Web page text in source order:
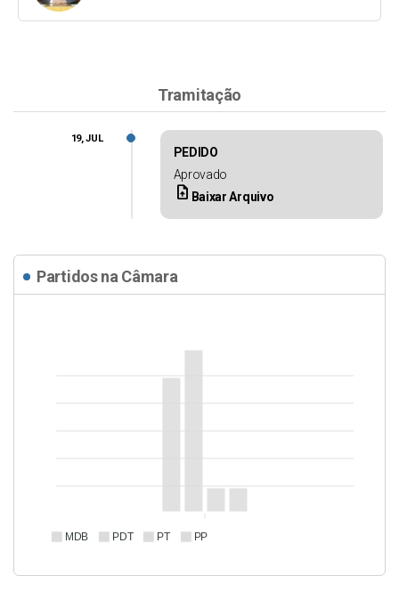
Tramitação
PEDIDO
Aprovado
upload_file Baixar Arquivo
19, JUL
Partidos na Câmara
MDB PDT PT PP